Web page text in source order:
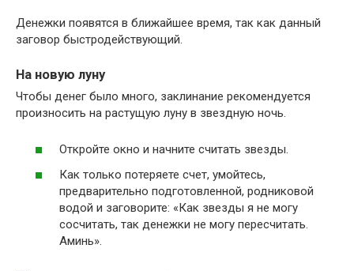
Денежки появятся в ближайшее время, так как данный
заговор быстродействующий.
На новую луну
Чтобы денег было много, заклинание рекомендуется
произносить на растущую луну в звездную ночь.
Откройте окно и начните считать звезды.
Как только потеряете счет, умойтесь,
предварительно подготовленной, родниковой
водой и заговорите: «Как звезды я не могу
сосчитать, так денежки не могу пересчитать.
Аминь».